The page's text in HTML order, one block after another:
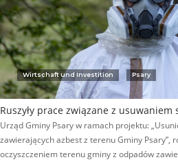
Wirtschaft und Investition Psary
Ruszyły prace związane z usuwaniem
Urząd Gminy Psary w ramach projektu:
zawierających azbest z terenu Gminy Psary”,
oczyszczeniem terenu gminy z odpadów